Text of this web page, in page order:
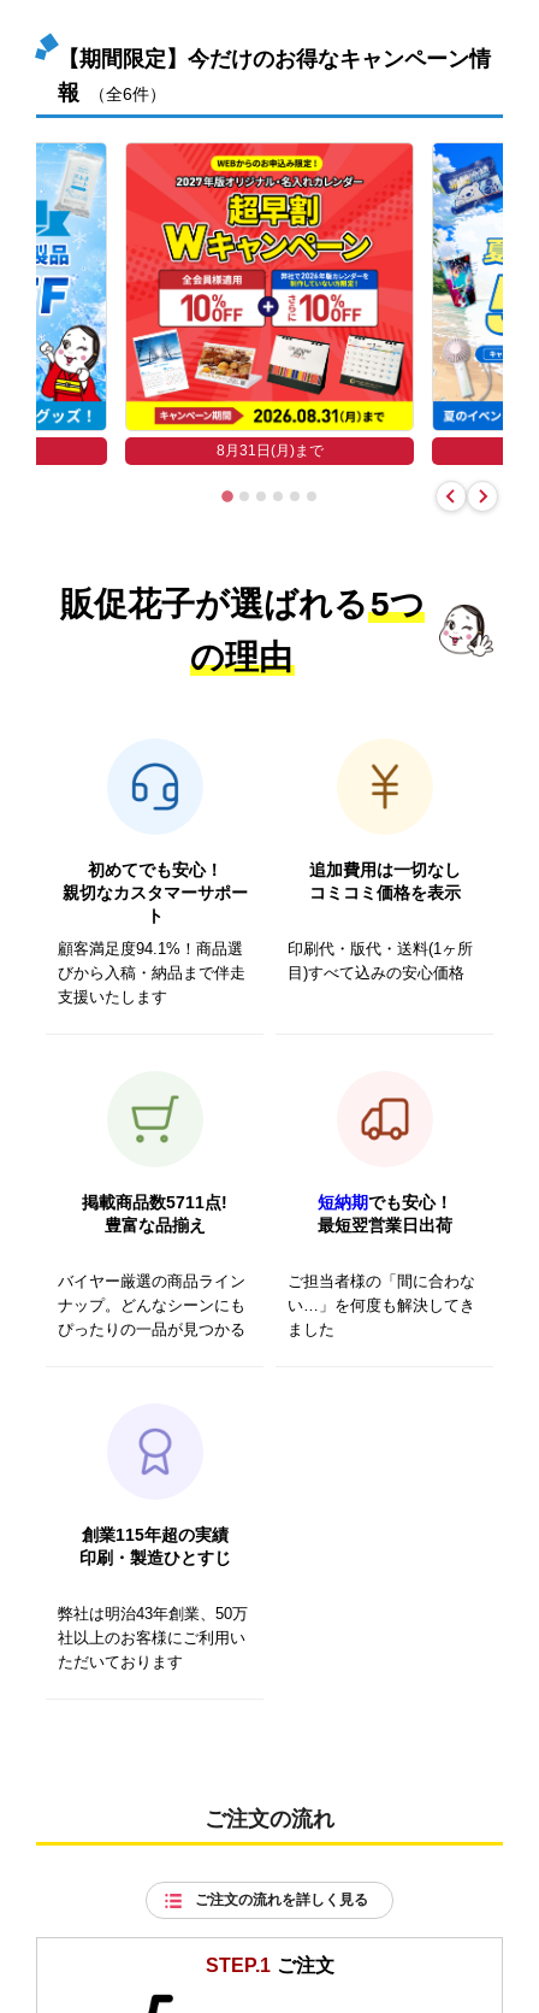
【期間限定】今だけのお得なキャンペーン情
報
（全6件）
8月31日(月)まで
販促花子が選ばれる5つ
の理由
初めてでも安心！
親切なカスタマーサポー
ト
顧客満足度94.1%！商品選
びから入稿・納品まで伴走
支援いたします
追加費用は一切なし
コミコミ価格を表示
印刷代・版代・送料(1ヶ所
目)すべて込みの安心価格
掲載商品数5711点!
豊富な品揃え
バイヤー厳選の商品ライン
ナップ。どんなシーンにも
ぴったりの一品が見つかる
短納期でも安心！
最短翌営業日出荷
ご担当者様の「間に合わな
い…」を何度も解決してき
ました
創業115年超の実績
印刷・製造ひとすじ
弊社は明治43年創業、50万
社以上のお客様にご利用い
ただいております
ご注文の流れ
ご注文の流れを詳しく見る
STEP.1 ご注文